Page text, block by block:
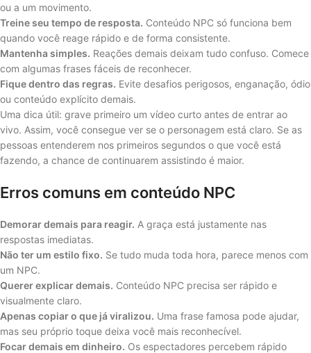
ou a um movimento.
Treine seu tempo de resposta. Conteúdo NPC só funciona bem
quando você reage rápido e de forma consistente.
Mantenha simples. Reações demais deixam tudo confuso. Comece
com algumas frases fáceis de reconhecer.
Fique dentro das regras. Evite desafios perigosos, enganação, ódio
ou conteúdo explícito demais.
Uma dica útil: grave primeiro um vídeo curto antes de entrar ao
vivo. Assim, você consegue ver se o personagem está claro. Se as
pessoas entenderem nos primeiros segundos o que você está
fazendo, a chance de continuarem assistindo é maior.
Erros comuns em conteúdo NPC
Demorar demais para reagir. A graça está justamente nas
respostas imediatas.
Não ter um estilo fixo. Se tudo muda toda hora, parece menos com
um NPC.
Querer explicar demais. Conteúdo NPC precisa ser rápido e
visualmente claro.
Apenas copiar o que já viralizou. Uma frase famosa pode ajudar,
mas seu próprio toque deixa você mais reconhecível.
Focar demais em dinheiro. Os espectadores percebem rápido